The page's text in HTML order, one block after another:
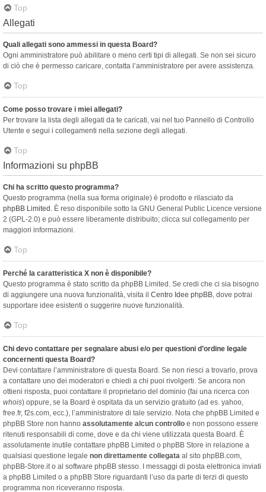
Top
Allegati
Quali allegati sono ammessi in questa Board?
Ogni amministratore può abilitare o meno certi tipi di allegati. Se non sei sicuro
di ciò che è permesso caricare, contatta l’amministratore per avere assistenza.
Top
Come posso trovare i miei allegati?
Per trovare la lista degli allegati da te caricati, vai nel tuo Pannello di Controllo
Utente e segui i collegamenti nella sezione degli allegati.
Top
Informazioni su phpBB
Chi ha scritto questo programma?
Questo programma (nella sua forma originale) è prodotto e rilasciato da
phpBB Limited . È reso disponibile sotto la GNU General Public Licence versione
2 (GPL-2.0) e può essere liberamente distribuito; clicca sul collegamento per
maggiori informazioni.
Top
Perché la caratteristica X non è disponibile?
Questo programma è stato scritto da phpBB Limited. Se credi che ci sia bisogno
di aggiungere una nuova funzionalità, visita il Centro Idee phpBB, dove potrai
supportare idee esistenti o suggerire nuove funzionalità.
Top
Chi devo contattare per segnalare abusi e/o per questioni d’ordine legale
concernenti questa Board?
Devi contattare l’amministratore di questa Board. Se non riesci a trovarlo, prova
a contattare uno dei moderatori e chiedi a chi puoi rivolgerti. Se ancora non
ottieni risposta, puoi contattare il proprietario del dominio (fai una ricerca con
whois) oppure, se la Board è ospitata da un servizio gratuito (ad es. yahoo,
free.fr, f2s.com, ecc.), l’amministratore di tale servizio. Nota che phpBB Limited e
phpBB Store non hanno assolutamente alcun controllo e non possono essere
ritenuti responsabili di come, dove e da chi viene utilizzata questa Board. È
assolutamente inutile contattare phpBB Limited o phpBB Store in relazione a
qualsiasi questione legale non direttamente collegata al sito phpBB.com,
phpBB-Store.it o al software phpBB stesso. I messaggi di posta elettronica inviati
a phpBB Limited o a phpBB Store riguardanti l’uso da parte di terzi di questo
programma non riceveranno risposta.